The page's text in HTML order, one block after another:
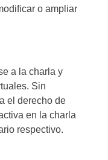
o ampliar
a la charla y
Sin
el derecho de
en la charla
respectivo.